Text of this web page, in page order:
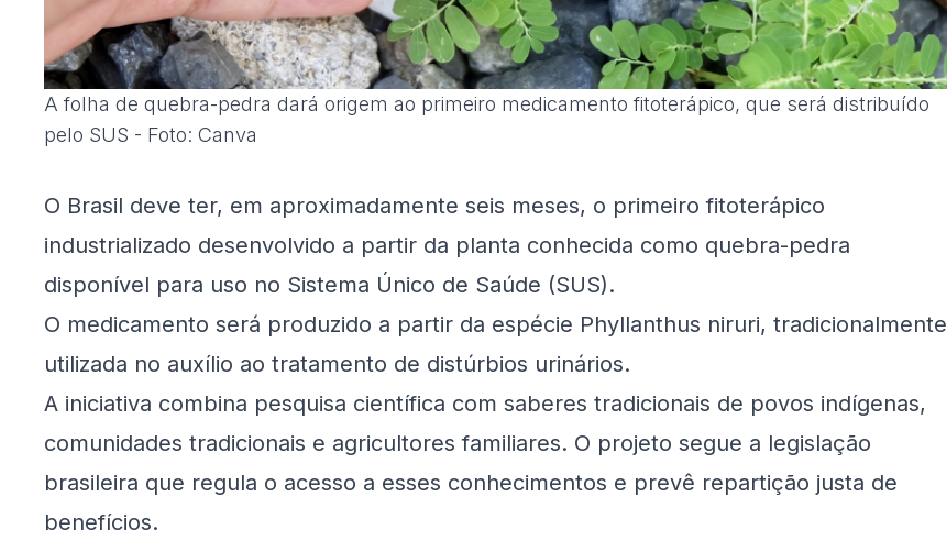
A folha de quebra-pedra dará origem ao primeiro medicamento fitoterápico, que será distribuído
pelo SUS - Foto: Canva
O Brasil deve ter, em aproximadamente seis meses, o primeiro fitoterápico
industrializado desenvolvido a partir da planta conhecida como quebra-pedra
disponível para uso no Sistema Único de Saúde (SUS).
O medicamento será produzido a partir da espécie Phyllanthus niruri, tradicionalmente
utilizada no auxílio ao tratamento de distúrbios urinários.
A iniciativa combina pesquisa científica com saberes tradicionais de povos indígenas,
comunidades tradicionais e agricultores familiares. O projeto segue a legislação
brasileira que regula o acesso a esses conhecimentos e prevê repartição justa de
benefícios.